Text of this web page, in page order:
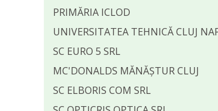
PRIMĂRIA ICLOD
UNIVERSITATEA TEHNICĂ CLUJ
SC EURO 5 SRL
MC'DONALDS MĂNĂȘTUR CLUJ
SC ELBORIS COM SRL